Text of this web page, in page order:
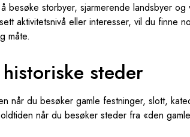
besøke storbyer, sjarmerende landsbyer
aktivitetsnivå eller interesser, vil du finne
måte.
steder
når du besøker gamle festninger, slott,
når du besøker steder fra «den